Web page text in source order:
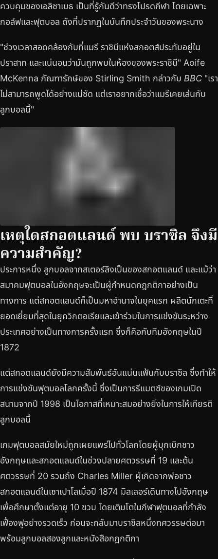
ควบคุมของเอลิซาเบธ เป็นที่รู้กันดีว่าทรงโปรดกีฬา โดยเฉพาะ
กอล์ฟและฟุตบอล ดังที่ปรากฏในบันทึกประจำวันของพระนาง
"ช่วงเวลาสอดคล้องกับที่แมรี ราชินีแห่งสกอตส์ประทับอยู่ใน
ปราสาท และแน่นอนว่ามันถูกพบในห้องของพระราชินี" Aoife
McKenna ภัณฑารักษ์ของ Stirling Smith กล่าวกับ BBC "เรา
ไม่สามารถพูดได้อย่างแน่ชัด แต่เราอยากเชื่อว่าแมรีเคยเล่นกับ
ลูกบอลนี้"
เหตุใดสกอตแลนด์ พบ บราซิล จึงมี
ความสำคัญ?
ประการหนึ่ง ลูกบอลจากสเตอร์ลิงเป็นของสกอตแลนด์ และแม้ว่า
สมาคมฟุตบอลในอังกฤษจะเป็นผู้กำหนดกฎกติกาอย่างเป็น
ทางการ แต่สกอตแลนด์ก็เป็นมหาอำนาจในยุคแรก ผลิตนักเตะที่
ยอดเยี่ยมที่สุดในยุควิกตอเรียและเข้าร่วมในการแข่งขันระหว่าง
ประเทศอย่างเป็นทางการครั้งแรก ซึ่งก็คือกับทีมอังกฤษในปี
1872
แต่สกอตแลนด์ยังมีความสัมพันธ์อันแน่นแฟ้นกับบราซิล ซึ่งทำให้
การแข่งขันฟุตบอลโลกครั้งนี้ ซึ่งเป็นการรีแมตช์ของเกมเปิด
สนามจากปี 1998 เป็นโอกาสที่เหมาะสมอย่างยิ่งในการให้เกียรติ
ลูกบอลนี้
เกมฟุตบอลสมัยใหม่ถูกเผยแพร่ไปทั่วโลกโดยผู้บุกเบิกชาว
อังกฤษและสกอตแลนด์ในช่วงปลายศตวรรษที่ 19 และต้น
ศตวรรษที่ 20 รวมถึง Charles Miller ผู้เกิดจากพ่อชาว
สกอตแลนด์ในเซาเปาโลเมื่อปี 1874 มิลเลอร์เดินทางไปอังกฤษ
เพื่อศึกษาตั้งแต่อายุ 10 ขวบ โดยเติบโตในกีฬาฟุตบอลที่กำลัง
เฟื่องฟูอย่างรวดเร็ว ก่อนจะกลับมาบราซิลหนึ่งทศวรรษต่อมา
พร้อมลูกบอลสองลูกและหนังสือกฎกติกา